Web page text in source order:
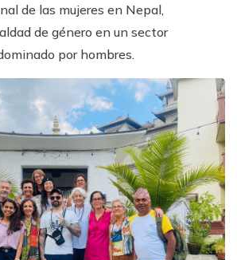
de las mujeres en Nepal,
de género en un sector
por hombres.